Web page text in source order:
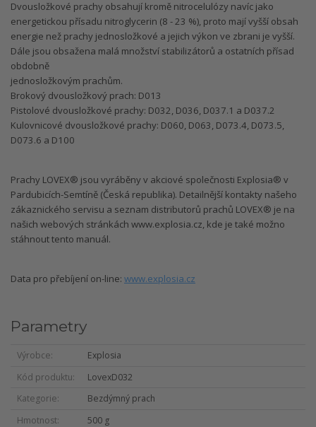
Dvousložkové prachy obsahují kromě nitrocelulózy navíc jako
energetickou přísadu nitroglycerin (8 - 23 %), proto mají vyšší obsah
energie než prachy jednosložkové a jejich výkon ve zbrani je vyšší.
Dále jsou obsažena malá množství stabilizátorů a ostatních přísad
obdobně
jednosložkovým prachům.
Brokový dvousložkový prach: D013
Pistolové dvousložkové prachy: D032, D036, D037.1 a D037.2
Kulovnicové dvousložkové prachy: D060, D063, D073.4, D073.5,
D073.6 a D100
Prachy LOVEX® jsou vyráběny v akciové společnosti Explosia® v
Pardubicích-Semtíně (Česká republika). Detailnější kontakty našeho
zákaznického servisu a seznam distributorů prachů LOVEX® je na
našich webových stránkách www.explosia.cz, kde je také možno
stáhnout tento manuál.
Data pro přebíjení on-line: www.explosia.cz
Parametry
Výrobce
Explosia
Kód produktu
LovexD032
Kategorie
Bezdýmný prach
Hmotnost
500 g